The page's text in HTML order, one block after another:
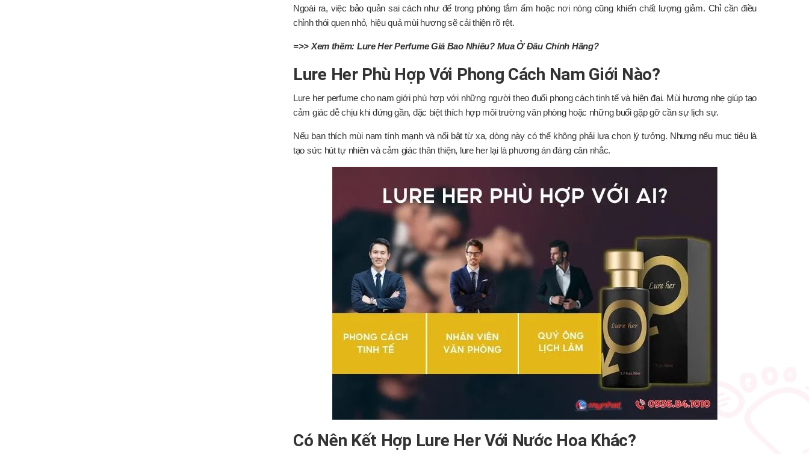
Ngoài ra, việc bảo quản sai cách như để trong phòng tắm ẩm hoặc nơi nóng cũng khiến chất lượng giảm. Chỉ cần điều
chỉnh thói quen nhỏ, hiệu quả mùi hương sẽ cải thiện rõ rệt.
=>> Xem thêm: Lure Her Perfume Giá Bao Nhiêu? Mua Ở Đâu Chính Hãng?
Lure Her Phù Hợp Với Phong Cách Nam Giới Nào?
Lure her perfume cho nam giới phù hợp với những người theo đuổi phong cách tinh tế và hiện đại. Mùi hương nhẹ giúp tạo
cảm giác dễ chịu khi đứng gần, đặc biệt thích hợp môi trường văn phòng hoặc những buổi gặp gỡ cần sự lịch sự.
Nếu bạn thích mùi nam tính mạnh và nổi bật từ xa, dòng này có thể không phải lựa chọn lý tưởng. Nhưng nếu mục tiêu là
tạo sức hút tự nhiên và cảm giác thân thiện, lure her lại là phương án đáng cân nhắc.
Có Nên Kết Hợp Lure Her Với Nước Hoa Khác?